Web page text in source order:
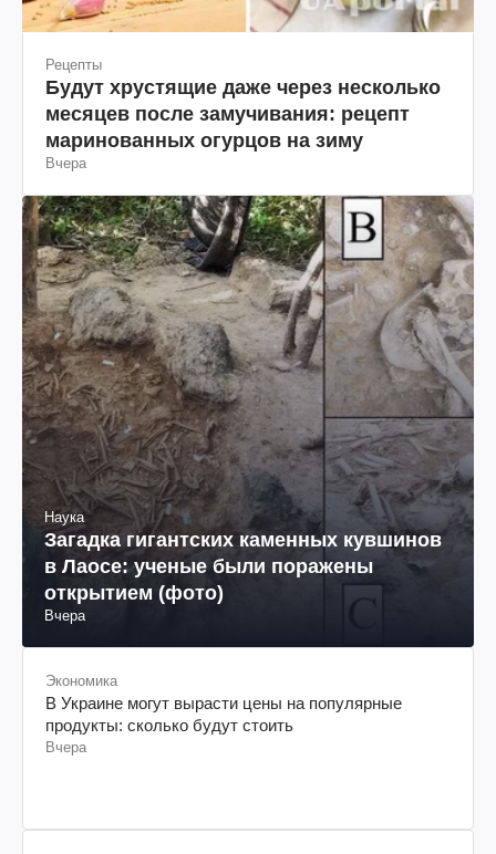
Рецепты
Будут хрустящие даже через несколько
месяцев после замучивания: рецепт
маринованных огурцов на зиму
Вчера
Наука
Загадка гигантских каменных кувшинов
в Лаосе: ученые были поражены
открытием (фото)
Вчера
Экономика
В Украине могут вырасти цены на популярные
продукты: сколько будут стоить
Вчера